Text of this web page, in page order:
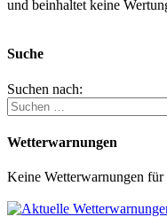
und beinhaltet keine
Suche
Suchen nach:
Wetterwarnungen
Keine Wetterwarnungen für